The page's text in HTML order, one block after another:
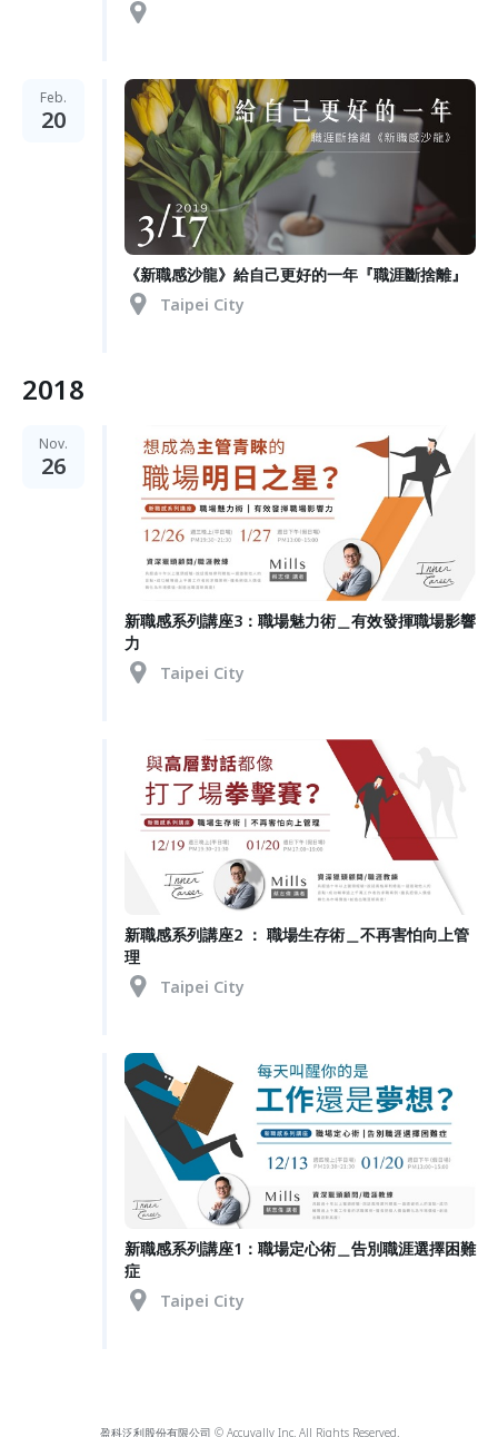
Feb.
20
《新職感沙龍》給自己更好的一年『職涯斷捨離』
Taipei City
2018
Nov.
26
新職感系列講座3：職場魅力術＿有效發揮職場影響
力
Taipei City
新職感系列講座2 ： 職場生存術＿不再害怕向上管
理
Taipei City
新職感系列講座1：職場定心術＿告別職涯選擇困難
症
Taipei City
盈科泛利股份有限公司 © Accuvally Inc. All Rights Reserved.